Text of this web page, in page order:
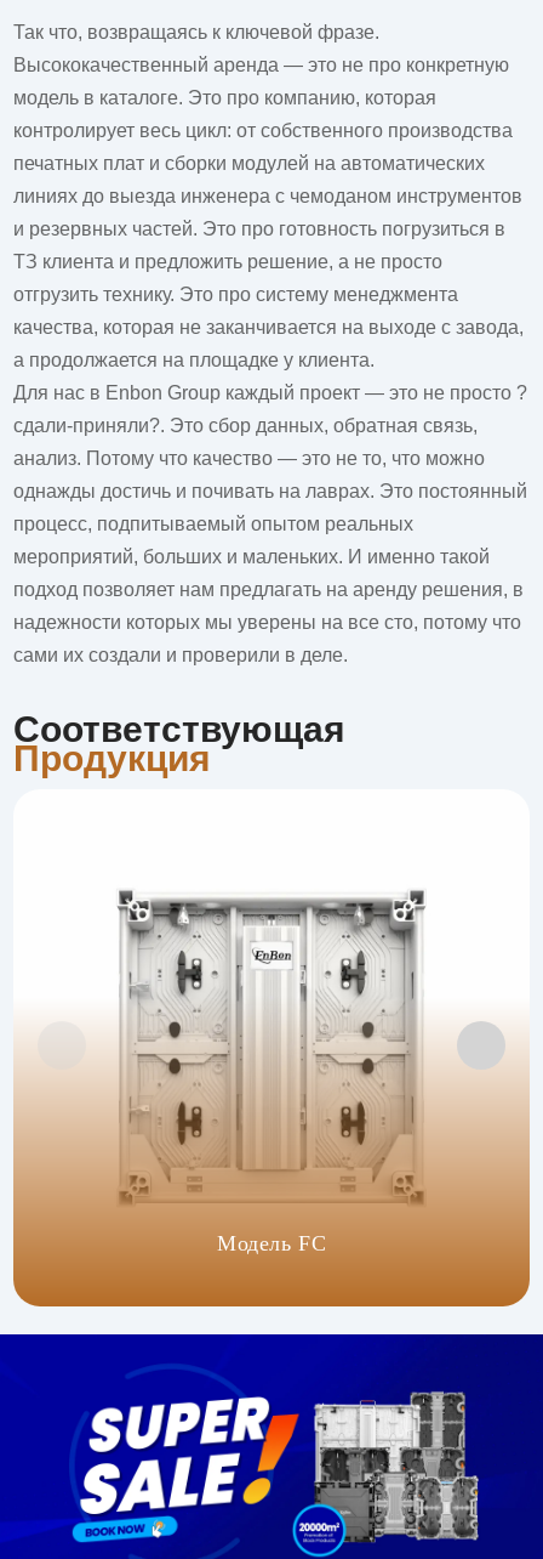
Так что, возвращаясь к ключевой фразе.
Высококачественный аренда — это не про конкретную
модель в каталоге. Это про компанию, которая
контролирует весь цикл: от собственного производства
печатных плат и сборки модулей на автоматических
линиях до выезда инженера с чемоданом инструментов
и резервных частей. Это про готовность погрузиться в
ТЗ клиента и предложить решение, а не просто
отгрузить технику. Это про систему менеджмента
качества, которая не заканчивается на выходе с завода,
а продолжается на площадке у клиента.
Для нас в Enbon Group каждый проект — это не просто ?
сдали-приняли?. Это сбор данных, обратная связь,
анализ. Потому что качество — это не то, что можно
однажды достичь и почивать на лаврах. Это постоянный
процесс, подпитываемый опытом реальных
мероприятий, больших и маленьких. И именно такой
подход позволяет нам предлагать на аренду решения, в
надежности которых мы уверены на все сто, потому что
сами их создали и проверили в деле.
Соответствующая
Продукция
Модель FC